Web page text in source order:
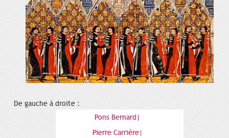
De gauche à droite :
Pons Bernard|
Pierre Carrière|